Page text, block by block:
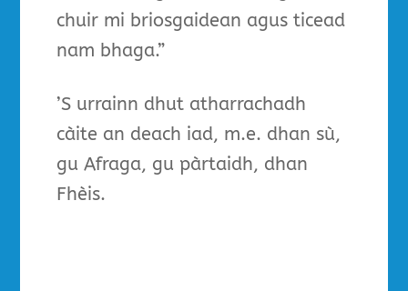
chuir mi briosgaidean agus ticead
nam bhaga.”
’S urrainn dhut atharrachadh
càite an deach iad, m.e. dhan sù,
gu Afraga, gu pàrtaidh, dhan
Fhèis.